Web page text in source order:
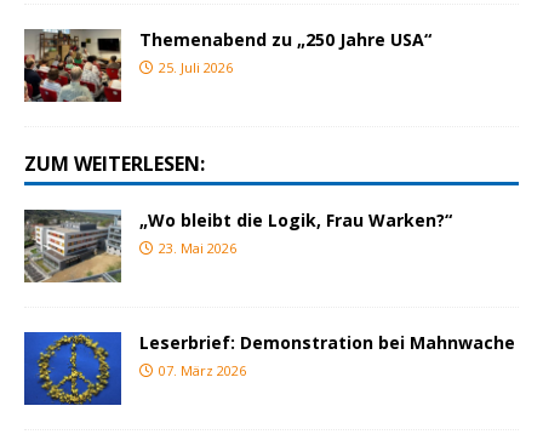
Themenabend zu „250 Jahre USA“
25. Juli 2026
ZUM WEITERLESEN:
„Wo bleibt die Logik, Frau Warken?“
23. Mai 2026
Leserbrief: Demonstration bei Mahnwache
07. März 2026